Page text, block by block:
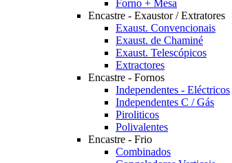
Forno + Mesa
Encastre - Exaustor / Extratores
Exaust. Convencionais
Exaust. de Chaminé
Exaust. Telescópicos
Extractores
Encastre - Fornos
Independentes - Eléctricos
Independentes C / Gás
Piroliticos
Polivalentes
Encastre - Frio
Combinados